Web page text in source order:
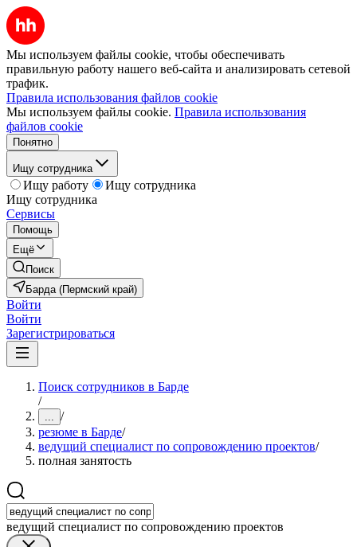
Мы используем файлы cookie, чтобы обеспечивать
правильную работу нашего веб-сайта и анализировать сетевой
трафик.
Правила использования файлов cookie
Мы используем файлы cookie. Правила использования
файлов cookie
Понятно
Ищу сотрудника
Ищу работу
Ищу сотрудника
Ищу сотрудника
Сервисы
Помощь
Ещё
Поиск
Барда (Пермский край)
Войти
Войти
Зарегистрироваться
Поиск сотрудников в Барде
/
... /
резюме в Барде/
ведущий специалист по сопровождению проектов/
полная занятость
ведущий специалист по сопровождению проектов